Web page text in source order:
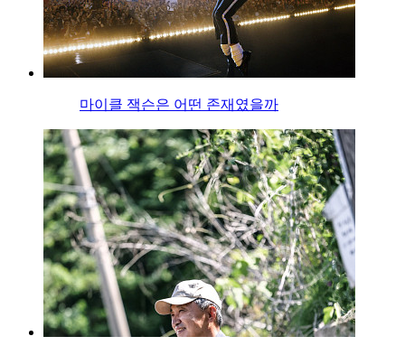
마이클 잭슨은 어떤 존재였을까